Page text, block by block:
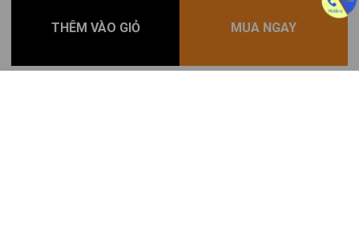
Hotline: 0981475666
Email: sale@loza.vn
MUA NGAY
THÊM VÀO GIỎ